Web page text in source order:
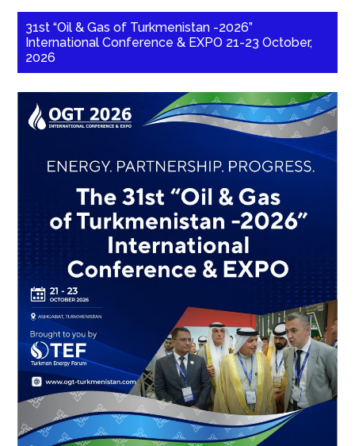
31st “Oil & Gas of Turkmenistan -2026”
International Conference & EXPO 21-23 October,
2026